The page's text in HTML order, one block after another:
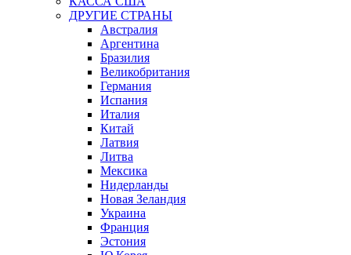
ДРУГИЕ СТРАНЫ
Австралия
Аргентина
Бразилия
Великобритания
Германия
Испания
Италия
Китай
Латвия
Литва
Мексика
Нидерланды
Новая Зеландия
Украина
Франция
Эстония